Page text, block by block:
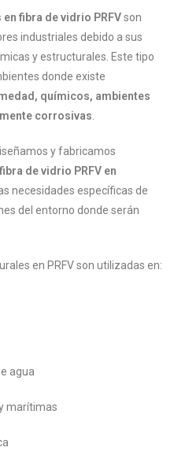
fibra de vidrio PRFVson
industriales debido a sus
y estructurales. Este tipo
donde existe
químicos, ambientes
corrosivas.
y fabricamos
de vidrio PRFV en
necesidades específicas de
del entorno donde serán
en PRFV son utilizadas en:
agua
marítimas